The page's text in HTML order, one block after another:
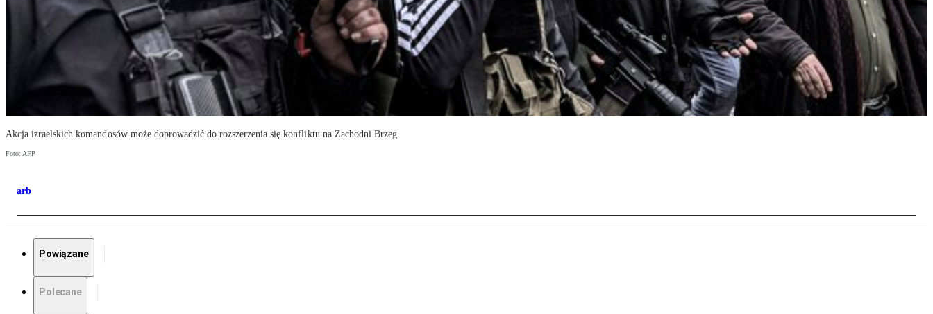
Akcja izraelskich komandosów może doprowadzić do rozszerzenia się konfliktu na Zachodni Brzeg
Foto: AFP
arb
Powiązane
Polecane